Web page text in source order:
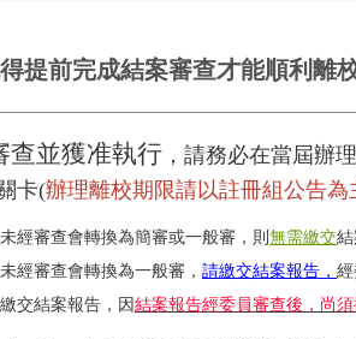
提前完成結案審查才能順利離
查並獲准執行 ，請務必在當屆辦
卡(辦理離校期限請以註冊組公告為
經審查會轉換為簡審或一般審，則 無需繳交結
經審查會轉換為一般審， 請繳交結案報告，
交結案報告，因結案報告經委員審查後，尚